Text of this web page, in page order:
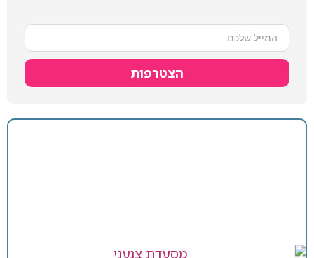
הצטרפות